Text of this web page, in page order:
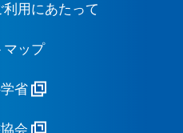
用にあたって
マップ
省
会